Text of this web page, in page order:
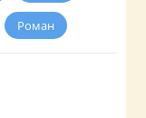
Роман